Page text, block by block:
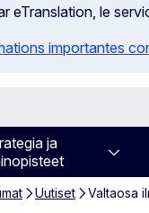
eTranslation, le
importantes
ja
Uutiset Valtaosa